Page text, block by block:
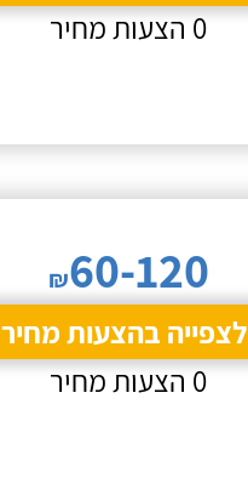
0 הצעות מחיר
₪60-120
לצפייה בהצעות מחיר
0 הצעות מחיר